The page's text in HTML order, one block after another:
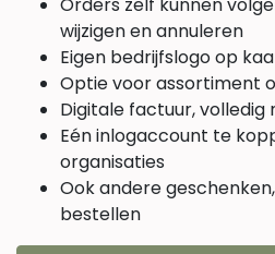
wijzigen en annuleren
Eigen bedrijfslogo op
Optie voor assortiment
Digitale factuur,
Eén inlogaccount te
organisaties
Ook andere
bestellen